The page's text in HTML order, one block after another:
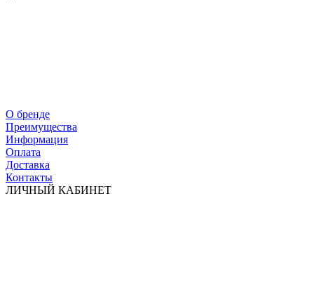
О бренде
Преимущества
Информация
Оплата
Доставка
Контакты
ЛИЧНЫЙ КАБИНЕТ